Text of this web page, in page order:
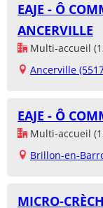
EAJE - Ô
ANCERVILLE
Multi-accueil
Ancerville
EAJE - Ô
Multi-accueil
Brillon-en-
MICRO-